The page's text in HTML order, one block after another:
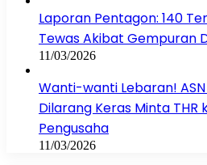
Laporan Pentagon: 140
Tewas Akibat Gempuran
11/03/2026
Wanti-wanti Lebaran!
Dilarang Keras Minta THR
Pengusaha
11/03/2026